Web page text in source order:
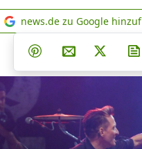
news.de
news.de zu Google
Teilen auf Facebook
Teilen auf
Teilen auf Pinterest
Per E-Mail
Post